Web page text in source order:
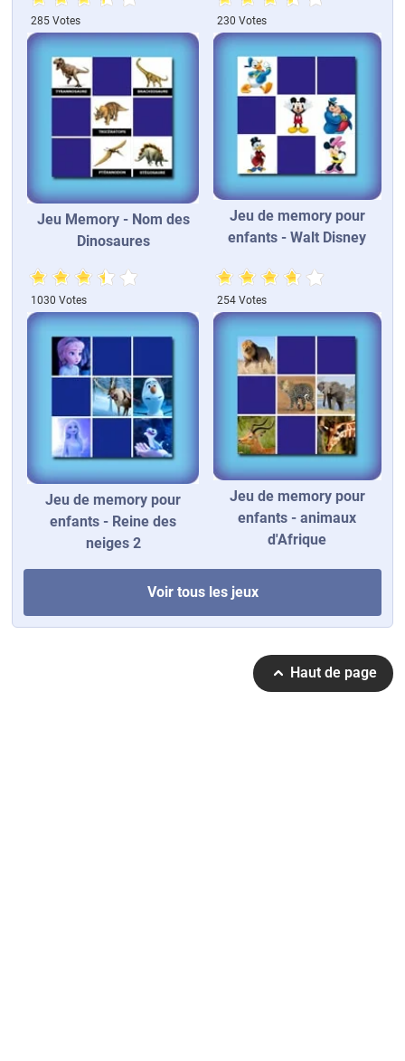
285 Votes
Jeu Memory - Nom des
Dinosaures
230 Votes
Jeu de memory pour
enfants - Walt Disney
1030 Votes
Jeu de memory pour
enfants - Reine des
neiges 2
254 Votes
Jeu de memory pour
enfants - animaux
d'Afrique
Voir tous les jeux
Haut de page